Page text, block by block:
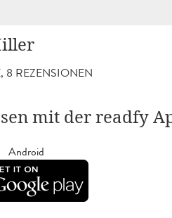
8 REZENSIONEN
mit der readfy
Android